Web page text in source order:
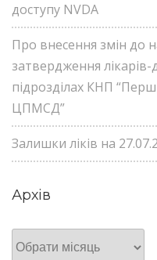
доступу NVDA
Про внесення змін до
затвердження лікарів-
підрозділах КНП
ЦПМСД”
Залишки ліків на
Архів
Архів